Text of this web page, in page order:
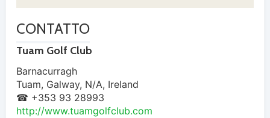
CONTATTO
Tuam Golf Club
Barnacurragh
Tuam, Galway, N/A, Ireland
☎ +353 93 28993
http://www.tuamgolfclub.com